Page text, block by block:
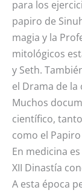
para los
papiro de
magia y la
mitológicos
y Seth.
el Drama de
Muchos
científico,
como el
En medicina
XII Dinastía
A esta época